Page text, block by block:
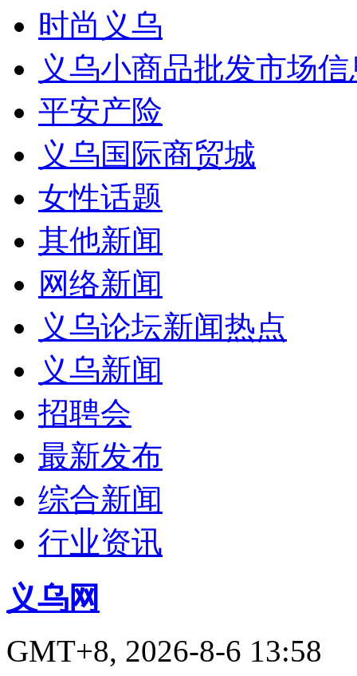
时尚义乌
义乌小商品批发市场
平安产险
义乌国际商贸城
女性话题
其他新闻
网络新闻
义乌论坛新闻热点
义乌新闻
招聘会
最新发布
综合新闻
行业资讯
义乌网
GMT+8, 2026-8-6 13:58